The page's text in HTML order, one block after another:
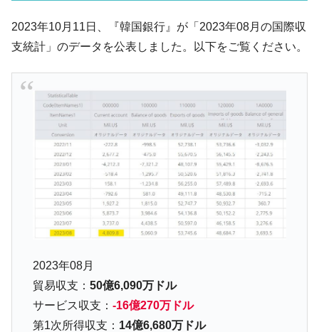
韓国「ここは北朝鮮なのか。選管がサーバ
ーにウソのデータを入力したのは明白だ」
言。
『Money1』
『Money1』
『韓国銀行』が「金の保有量を増やしま
す」⇒「金を経由するドル入手」手段ではないのか？
『Money1』
韓国･外為取引量「1日当たり1,214.4億ド
ル」まで拡大 ⇒ 海外資金の動きに強く左右される状態
『Money1』
韓国･帰ってきた李在明。李在明を支持しな
い「50.5％」に上昇
た ⇒ 国家が行った恐るべき株価操作であり、空前の国政壟
『Money1』
韓国･警察職員が「丸刈りになって抗議活
動」
2023年10月11日、『韓国銀行』が「2023年08月の国際収
支統計」のデータを公表しました。以下をご覧ください。
2023年08月
貿易収支： 50億6,090万ドル
サービス収支： -16億270万ドル
第1次所得収支： 14億6,680万ドル